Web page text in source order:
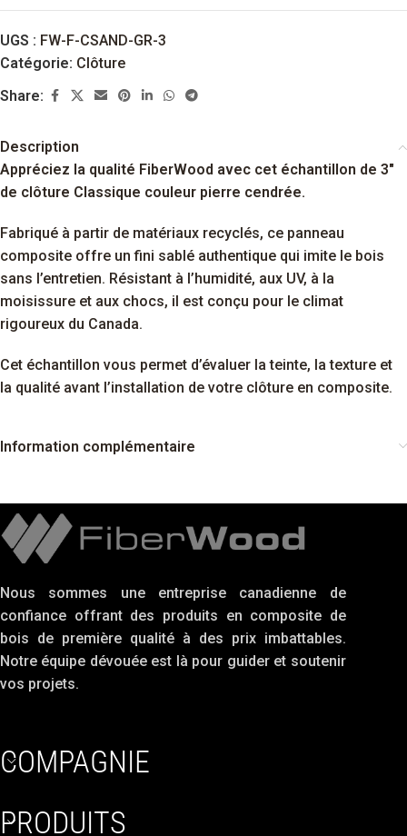
UGS : FW-F-CSAND-GR-3
Catégorie: Clôture
Share:
Description
Appréciez la qualité FiberWood avec cet échantillon de 3″
de clôture Classique couleur pierre cendrée.
Fabriqué à partir de matériaux recyclés, ce panneau
composite offre un fini sablé authentique qui imite le bois
sans l’entretien. Résistant à l’humidité, aux UV, à la
moisissure et aux chocs, il est conçu pour le climat
rigoureux du Canada.
Cet échantillon vous permet d’évaluer la teinte, la texture et
la qualité avant l’installation de votre clôture en composite.
Information complémentaire
Nous sommes une entreprise canadienne de
confiance offrant des produits en composite de
bois de première qualité à des prix imbattables.
Notre équipe dévouée est là pour guider et soutenir
vos projets.
COMPAGNIE
PRODUITS